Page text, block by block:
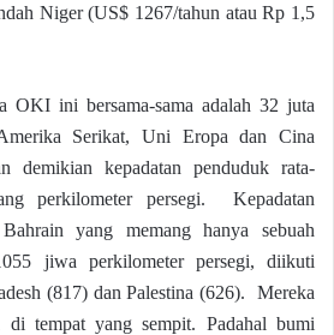
Niger (US$ 1267/tahun atau Rp 1,5
OKI ini bersama-sama adalah 32 juta
Serikat, Uni Eropa dan Cina
demikian kepadatan penduduk rata-
perkilometer persegi. Kepadatan
yang memang hanya sebuah
jiwa perkilometer persegi, diikuti
(817) dan Palestina (626). Mereka
di tempat yang sempit. Padahal bumi